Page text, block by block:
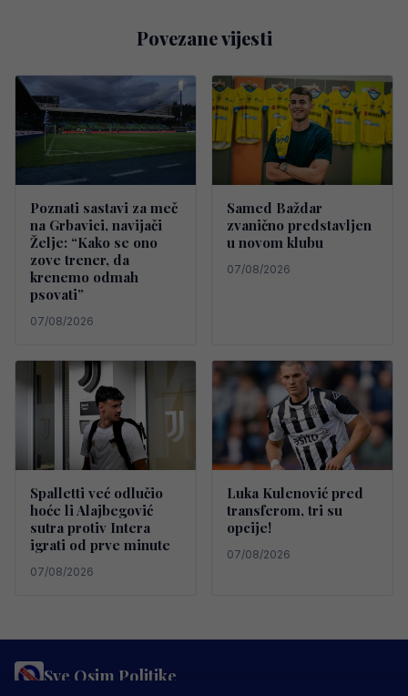
Povezane vijesti
Poznati sastavi za meč
na Grbavici, navijači
Želje: “Kako se ono
zove trener, da
krenemo odmah
psovati”
07/08/2026
Samed Baždar
zvanično predstavljen
u novom klubu
07/08/2026
Spalletti već odlučio
hoće li Alajbegović
sutra protiv Intera
igrati od prve minute
07/08/2026
Luka Kulenović pred
transferom, tri su
opcije!
07/08/2026
Sve Osim Politike